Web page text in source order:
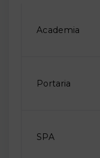
Academia
Portaria
SPA